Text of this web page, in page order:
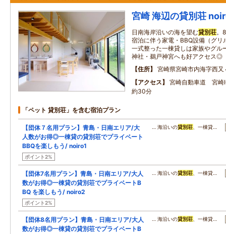
宮崎 海辺の貸別荘
日南海岸沿いの海を望む貸別荘。
宿泊に伴う家電・BBQ設備（グリ
一式整った一棟貸しは家族やグル
神社・鵜戸神宮へも好アクセス◎
住所
宮崎県宮崎市内海字西又
アクセス
宮崎自動車道 宮崎
約30分
「ペット 貸別荘」を含む宿泊プラン
【団体７名用プラン】青島・日南エリア/大
人数がお得◎一棟貸の貸別荘でプライベート
BBQを楽しもう/ noiro1
ポイント2%
… 海沿いの貸別荘 、一棟貸…
【団体7名用プラン】青島・日南エリア/大人
数がお得◎一棟貸の貸別荘でプライベートB
BQ を楽しもう/ noiro2
ポイント2%
… 海沿いの貸別荘 、一棟貸…
【団体8名用プラン】青島・日南エリア/大人
数がお得◎一棟貸の貸別荘でプライベートB
… 海沿いの貸別荘 、一棟貸…